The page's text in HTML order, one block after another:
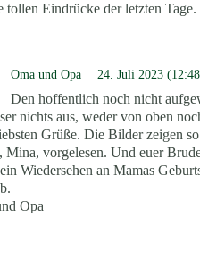
Eindrücke der letzten
Oma und Opa 24. Juli 2023
Den hoffentlich noch nicht
nichts aus, weder von oben
Grüße. Die Bilder zeigen
Mina, vorgelesen. Und euer
Wiedersehen an Mamas
Opa